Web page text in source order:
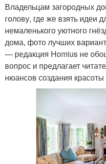
Владельцам загородных
голову, где же взять идеи
немаленького уютного
дома, фото лучших
— редакция Homius не
вопрос и предлагает
нюансов создания